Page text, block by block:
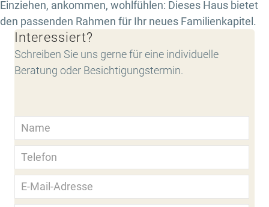
Einziehen, ankommen, wohlfühlen: Dieses Haus bietet
den passenden Rahmen für Ihr neues Familienkapitel.
Interessiert?
Schreiben Sie uns gerne für eine individuelle
Beratung oder Besichtigungstermin.